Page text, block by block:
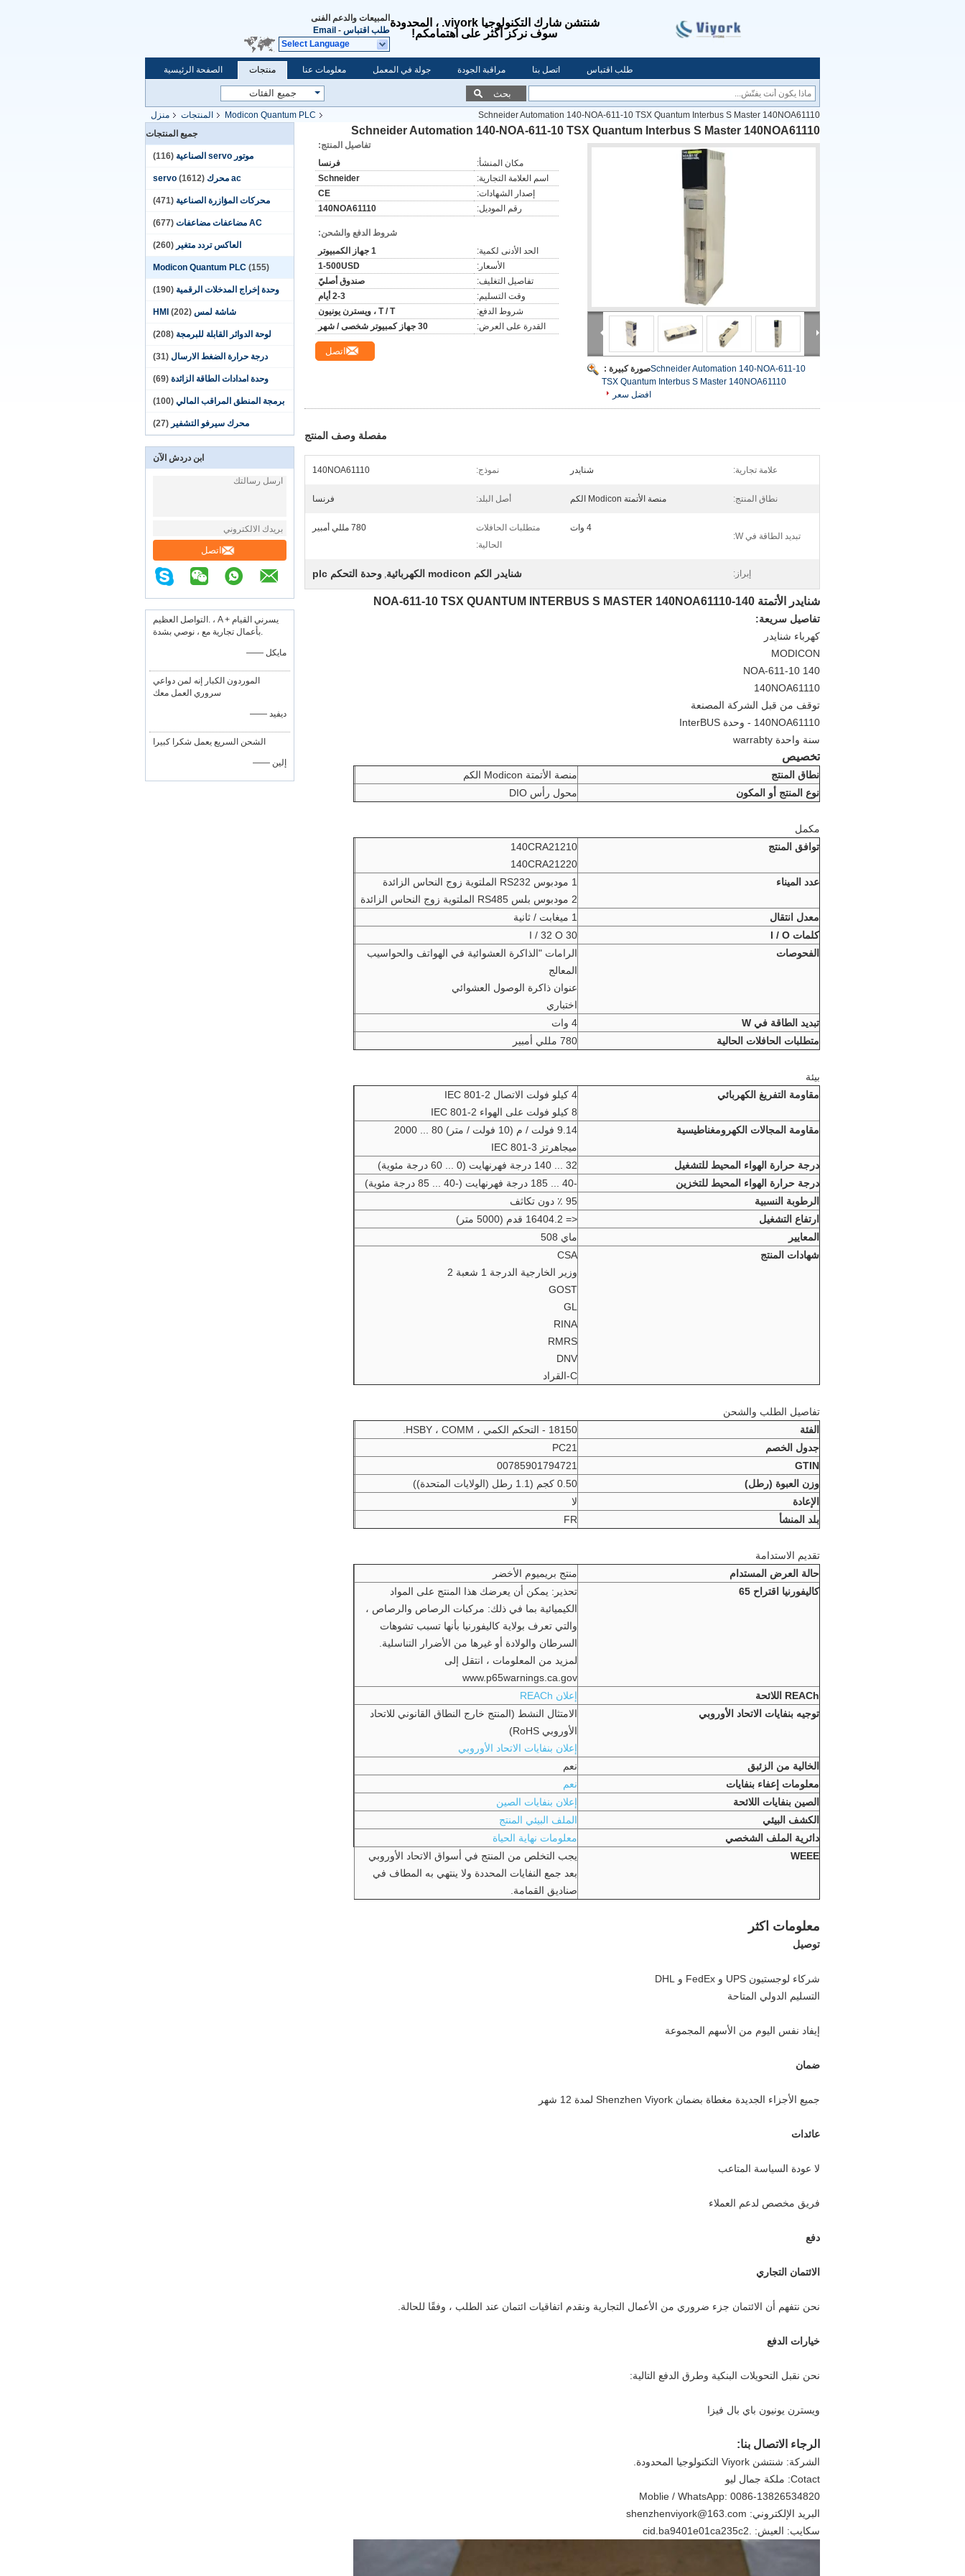
شنتشن شارك التكنولوجيا viyork. ، المحدودة
سوف نركز أكثر على اهتمامكم!
المبيعات والدعم الفنى
طلب اقتباس -
Email
Select Language
الصفحة الرئيسية منتجات معلومات عنا جولة في المعمل مراقبة الجودة اتصل بنا طلب اقتباس
بحث
منزل المنتجات Modicon Quantum PLC
Schneider Automation 140-NOA-611-10 TSX Quantum Interbus S Master 140NOA61110
جميع المنتجات
موتور servo الصناعية (116)
ac محرك servo (1612)
محركات المؤازرة الصناعية (471)
AC مضاعفات مضاعفات (677)
العاكس تردد متغير (260)
Modicon Quantum PLC (155)
وحدة إخراج المدخلات الرقمية (190)
شاشة لمس HMI (202)
لوحة الدوائر القابلة للبرمجة (208)
درجة حرارة الضغط الارسال (31)
وحدة امدادات الطاقة الزائدة (69)
برمجة المنطق المراقب المالي (100)
محرك سيرفو التشفير (27)
ابن دردش الآن
اتصل
التواصل العظيم. ، A + يسرني القيام
بأعمال تجارية مع ، نوصي بشدة.
—— مايكل
الموردون الكبار إنه لمن دواعي
سروري العمل معك
—— ديفيد
الشحن السريع يعمل شكرا كبيرا
—— إلين
Schneider Automation 140-NOA-611-10 TSX Quantum Interbus S Master 140NOA61110
صورة كبيرة :Schneider Automation 140-NOA-611-10
TSX Quantum Interbus S Master 140NOA61110
افضل سعر
تفاصيل المنتج:
مكان المنشأ:
فرنسا
اسم العلامة التجارية:
Schneider
إصدار الشهادات:
CE
رقم الموديل:
140NOA61110
شروط الدفع والشحن:
الحد الأدنى لكمية:
1 جهاز الكمبيوتر
الأسعار:
1-500USD
تفاصيل التغليف:
صندوق أصليّ
وقت التسليم:
2-3 أيام
شروط الدفع:
T / T ، ويسترن يونيون
القدرة على العرض:
30 جهاز كمبيوتر شخصى / شهر
اتصل
مفصلة وصف المنتج
علامة تجارية: شنايدر نموذج: 140NOA61110
نطاق المنتج: منصة الأتمتة Modicon الكم أصل البلد: فرنسا
تبديد الطاقة في W:
4 وات
متطلبات الحافلات
الحالية:
780 مللي أمبير
إبراز: شنايدر الكم modicon الكهربائية , وحدة التحكم plc
شنايدر الأتمتة 140-NOA-611-10 TSX QUANTUM INTERBUS S MASTER 140NOA61110
تفاصيل سريعة:
كهرباء شنايدر
MODICON
140 NOA-611-10
140NOA61110
توقف من قبل الشركة المصنعة
140NOA61110 - وحدة InterBUS
سنة واحدة warrabty
تخصيص
نطاق المنتج
منصة الأتمتة Modicon الكم
نوع المنتج أو المكون
محول رأس DIO
مكمل
توافق المنتج
140CRA21210
140CRA21220
عدد الميناء
1 مودبوس RS232 الملتوية زوج النحاس الزائدة
2 مودبوس بلس RS485 الملتوية زوج النحاس الزائدة
معدل انتقال
1 ميغابت / ثانية
كلمات I / O
30 I / 32 O
الفحوصات
الرامات "الذاكرة العشوائية في الهواتف والحواسيب
المعالج
عنوان ذاكرة الوصول العشوائي
اختباري
تبديد الطاقة في W
4 وات
متطلبات الحافلات الحالية
780 مللي أمبير
بيئة
مقاومة التفريغ الكهربائي
4 كيلو فولت الاتصال IEC 801-2
8 كيلو فولت على الهواء IEC 801-2
مقاومة المجالات الكهرومغناطيسية
9.14 فولت / م (10 فولت / متر) 80 ... 2000
ميجاهرتز IEC 801-3
درجة حرارة الهواء المحيط للتشغيل
32 ... 140 درجة فهرنهايت (0 ... 60 درجة مئوية)
درجة حرارة الهواء المحيط للتخزين
-40 ... 185 درجة فهرنهايت (-40 ... 85 درجة مئوية)
الرطوبة النسبية
95 ٪ دون تكاثف
ارتفاع التشغيل
<= 16404.2 قدم (5000 متر)
المعايير
ماي 508
شهادات المنتج
CSA
وزير الخارجية الدرجة 1 شعبة 2
GOST
GL
RINA
RMRS
DNV
C-القراد
تفاصيل الطلب والشحن
الفئة
18150 - التحكم الكمي ، HSBY ، COMM.
جدول الخصم
PC21
GTIN
00785901794721
وزن العبوة (رطل)
0.50 كجم (1.1 رطل (الولايات المتحدة))
الإعادة
لا
بلد المنشأ
FR
تقديم الاستدامة
حالة العرض المستدام
منتج بريميوم الأخضر
كاليفورنيا اقتراح 65
تحذير: يمكن أن يعرضك هذا المنتج على المواد
الكيميائية بما في ذلك: مركبات الرصاص والرصاص ،
والتي تعرف بولاية كاليفورنيا بأنها تسبب تشوهات
السرطان والولادة أو غيرها من الأضرار التناسلية.
لمزيد من المعلومات ، انتقل إلى
www.p65warnings.ca.gov
REACh اللائحة
إعلان REACh
توجيه بنفايات الاتحاد الأوروبي
الامتثال النشط (المنتج خارج النطاق القانوني للاتحاد
الأوروبي RoHS)
إعلان بنفايات الاتحاد الأوروبي
الخالية من الزئبق
نعم
معلومات إعفاء بنفايات
نعم
الصين بنفايات اللائحة
إعلان بنفايات الصين
الكشف البيئي
الملف البيئي المنتج
دائرية الملف الشخصي
معلومات نهاية الحياة
WEEE
يجب التخلص من المنتج في أسواق الاتحاد الأوروبي
بعد جمع النفايات المحددة ولا ينتهي به المطاف في
صناديق القمامة.
معلومات اكثر
توصيل
شركاء لوجستيون UPS و FedEx و DHL
التسليم الدولي المتاحة
إيفاد نفس اليوم من الأسهم المجموعة
ضمان
جميع الأجزاء الجديدة مغطاة بضمان Shenzhen Viyork لمدة 12 شهر
عائدات
لا عودة السياسة المتاعب
فريق مخصص لدعم العملاء
دفع
الائتمان التجاري
نحن نتفهم أن الائتمان جزء ضروري من الأعمال التجارية ونقدم اتفاقيات ائتمان عند الطلب ، وفقًا للحالة.
خيارات الدفع
نحن نقبل التحويلات البنكية وطرق الدفع التالية:
ويسترن يونيون باي بال فيزا
الرجاء الاتصال بنا:
الشركة: شنتشن Viyork التكنولوجيا المحدودة.
Cotact: ملكة جمال ليو
Moblie / WhatsApp: 0086-13826534820
البريد الإلكتروني: shenzhenviyork@163.com
سكايب: العيش: .cid.ba9401e01ca235c2